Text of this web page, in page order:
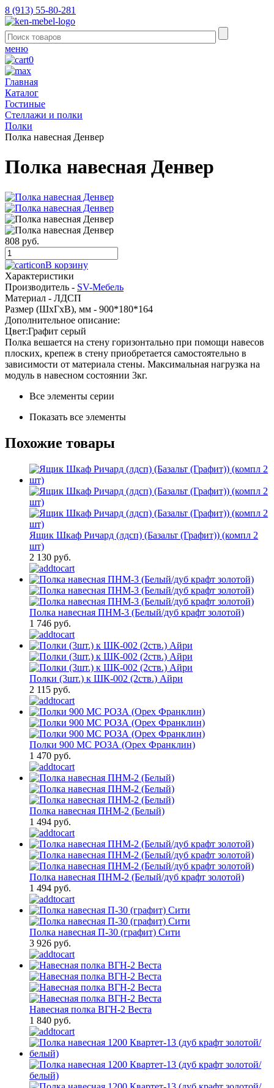
8 (913) 55-80-281
меню
0
Главная
Каталог
Гостиные
Стеллажи и полки
Полки
Полка навесная Денвер
Полка навесная Денвер
808 руб.
В корзину
Характеристики
Производитель - SV-Мебель
Материал - ЛДСП
Размер (ШхГхВ), мм - 900*180*164
Дополнительное описание:
Цвет:Графит серый
Полка вешается на стену горизонтально при помощи навесов
плоских, крепеж в стену приобретается самостоятельно в
зависимости от материала стены. Максимальная нагрузка на
модуль в навесном состоянии 3кг.
Все элементы серии
Показать все элементы
Похожие товары
Ящик Шкаф Ричард (лдсп) (Базальт (Графит)) (компл 2
шт)
2 130 руб.
Полка навесная ПНМ-3 (Белый/дуб крафт золотой)
1 746 руб.
Полки (3шт.) к ШК-002 (2ств.) Айри
2 115 руб.
Полки 900 МС РОЗА (Орех Франклин)
1 470 руб.
Полка навесная ПНМ-2 (Белый)
1 494 руб.
Полка навесная ПНМ-2 (Белый/дуб крафт золотой)
1 494 руб.
Полка навесная П-30 (графит) Сити
3 926 руб.
Навесная полка ВГН-2 Веста
1 840 руб.